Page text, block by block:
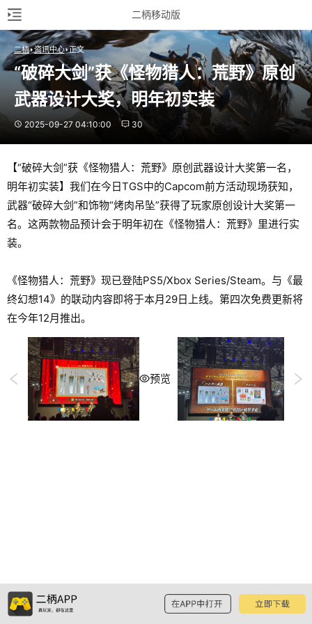
二柄移动版
二柄 资讯中心 正文
“破碎大剑”获《怪物猎人：荒野》原创
武器设计大奖，明年初实装
2025-09-27 04:10:00 30
【“破碎大剑”获《怪物猎人：荒野》原创武器设计大奖第一名，
明年初实装】我们在今日TGS中的Capcom前方活动现场获知，
武器“破碎大剑”和饰物“烤肉吊坠”获得了玩家原创设计大奖第一
名。这两款物品预计会于明年初在《怪物猎人：荒野》里进行实
装。
《怪物猎人：荒野》现已登陆PS5/Xbox Series/Steam。与《最
终幻想14》的联动内容即将于本月29日上线。第四次免费更新将
在今年12月推出。
预览